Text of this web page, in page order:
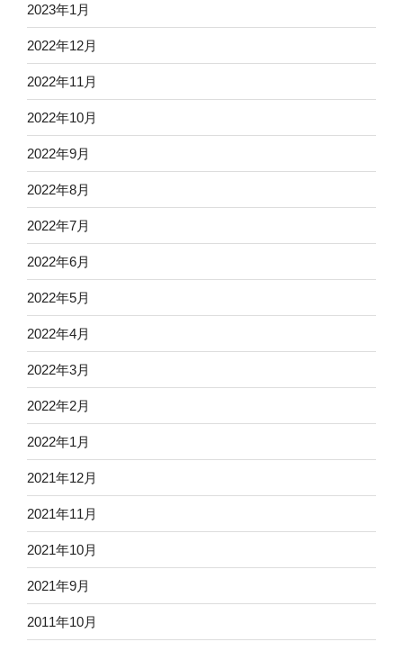
2023年1月
2022年12月
2022年11月
2022年10月
2022年9月
2022年8月
2022年7月
2022年6月
2022年5月
2022年4月
2022年3月
2022年2月
2022年1月
2021年12月
2021年11月
2021年10月
2021年9月
2011年10月